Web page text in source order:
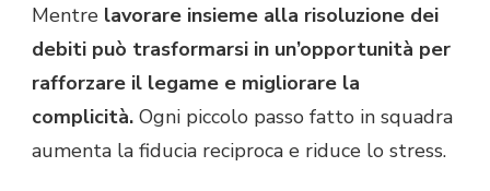
Mentre lavorare insieme alla risoluzione dei
debiti può trasformarsi in un’opportunità per
rafforzare il legame e migliorare la
complicità. Ogni piccolo passo fatto in squadra
aumenta la fiducia reciproca e riduce lo stress.